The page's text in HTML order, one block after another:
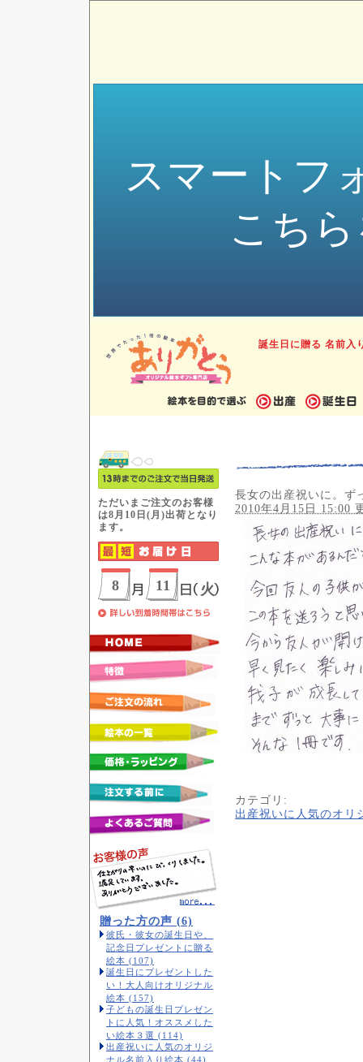
スマートフ
こち
誕生日に贈る 名前入
贈った方の声 (6)
彼氏・彼女の誕生日や、
記念日プレゼントに贈る
絵本 (107)
誕生日にプレゼントした
い！大人向けオリジナル
絵本 (157)
子どもの誕生日プレゼン
トに人気！オススメした
い絵本３選 (114)
出産祝いに人気のオリジ
ナル名前入り絵本 (44)
長女の出産祝いに。ず
2010年4月15日 15:00
カテゴリ :
出産祝いに人気のオリ